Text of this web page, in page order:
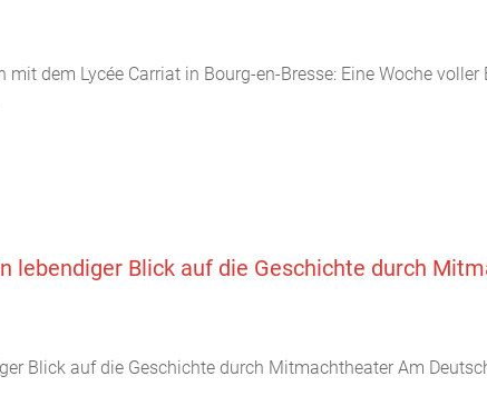
dem Lycée Carriat in Bourg-en-Bresse: Eine Woche
lebendiger Blick auf die Geschichte durch
Blick auf die Geschichte durch Mitmachtheater Am